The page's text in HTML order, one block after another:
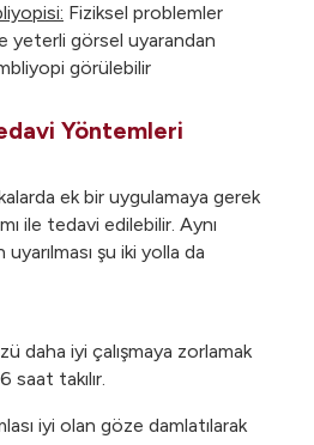
Fiziksel problemler
yeterli görsel uyarandan
görülebilir
Yöntemleri
ek bir uygulamaya gerek
ile tedavi edilebilir. Aynı
şu iki yolla da
daha iyi çalışmaya zorlamak
saat takılır.
iyi olan göze damlatılarak